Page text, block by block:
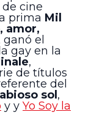
cine
prima Mil
amor,
ganó el
gay en la
,
de títulos
del
sol ,
y y Yo Soy la